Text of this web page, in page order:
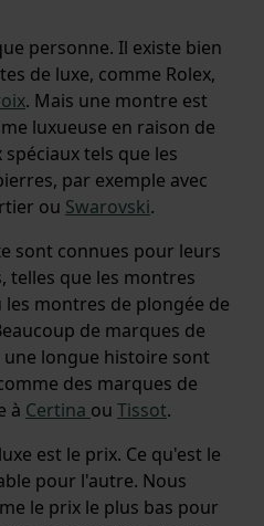
personne. Il existe bien
de luxe, comme Rolex,
. Mais une montre est
luxueuse en raison de
tels que les
par exemple avec
ou Swarovski.
sont connues pour leurs
telles que les montres
montres de plongée de
de marques de
longue histoire sont
des marques de
à Certina ou Tissot.
est le prix. Ce qu'est le
pour l'autre. Nous
le prix le plus bas pour